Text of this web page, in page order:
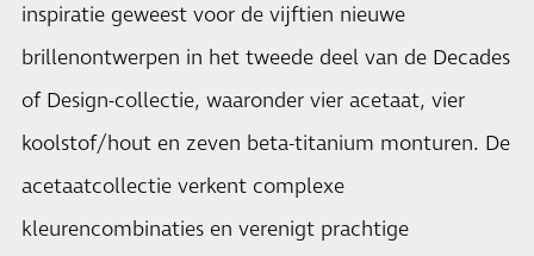
inspiratie geweest voor de vijftien nieuwe
brillenontwerpen in het tweede deel van de Decades
of Design-collectie, waaronder vier acetaat, vier
koolstof/hout en zeven beta-titanium monturen. De
acetaatcollectie verkent complexe
kleurencombinaties en verenigt prachtige